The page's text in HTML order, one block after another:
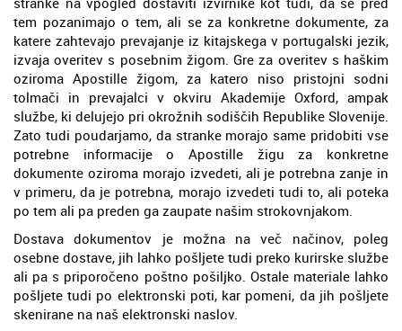
tem pozanimajo o tem, ali se za konkretne dokumente, za
katere zahtevajo prevajanje iz kitajskega v portugalski jezik,
izvaja overitev s posebnim žigom. Gre za overitev s haškim
oziroma Apostille žigom, za katero niso pristojni sodni
tolmači in prevajalci v okviru Akademije Oxford, ampak
službe, ki delujejo pri okrožnih sodiščih Republike Slovenije.
Zato tudi poudarjamo, da stranke morajo same pridobiti vse
potrebne informacije o Apostille žigu za konkretne
dokumente oziroma morajo izvedeti, ali je potrebna zanje in
v primeru, da je potrebna, morajo izvedeti tudi to, ali poteka
po tem ali pa preden ga zaupate našim strokovnjakom.
Dostava dokumentov je možna na več načinov, poleg
osebne dostave, jih lahko pošljete tudi preko kurirske službe
ali pa s priporočeno poštno pošiljko. Ostale materiale lahko
pošljete tudi po elektronski poti, kar pomeni, da jih pošljete
skenirane na naš elektronski naslov.